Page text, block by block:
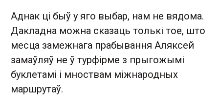
Аднак ці быў у яго выбар, нам не вядома.
Дакладна можна сказаць толькі тое, што
месца замежнага прабывання Аляксей
замаўляў не ў турфірме з прыгожымі
буклетамі і мноствам міжнародных
маршрутаў.